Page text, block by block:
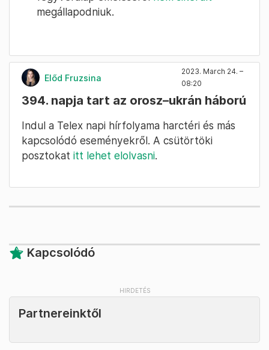
megállapodniuk.
Előd Fruzsina
2023. March 24. –
08:20
394. napja tart az orosz–ukrán háború
Indul a Telex napi hírfolyama harctéri és más
kapcsolódó eseményekről. A csütörtöki
posztokat itt lehet elolvasni.
Kapcsolódó
Partnereinktől